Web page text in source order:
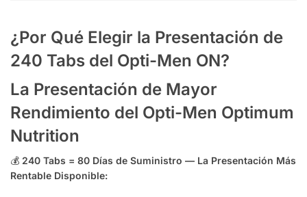
¿Por Qué Elegir la Presentación de
240 Tabs del Opti-Men ON?
La Presentación de Mayor
Rendimiento del Opti-Men Optimum
Nutrition
💰 240 Tabs = 80 Días de Suministro — La Presentación Más
Rentable Disponible: